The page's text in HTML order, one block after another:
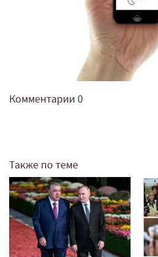
Комментарии 0
Также по теме